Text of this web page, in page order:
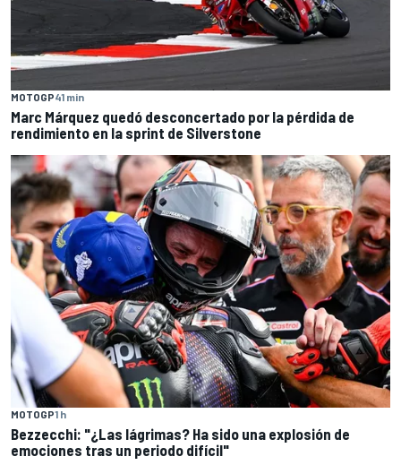
MOTOGP41 min
Marc Márquez quedó desconcertado por la pérdida de
rendimiento en la sprint de Silverstone
MOTOGP1 h
Bezzecchi: "¿Las lágrimas? Ha sido una explosión de
emociones tras un periodo difícil"